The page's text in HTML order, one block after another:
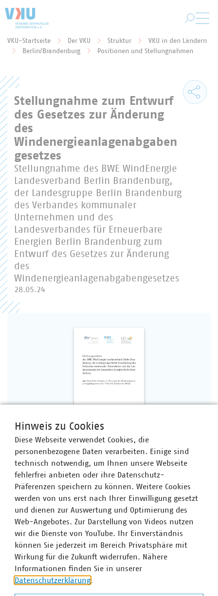
Sie befinden sich hier:
VKU-Startseite Der VKU Struktur
VKU in den Ländern
Berlin/Brandenburg
Positionen und Stellungnahmen
Stellungnahme zum Entwurf
des Gesetzes zur Änderung
des
Windenergieanlagenabgaben
gesetzes
Stellungnahme des BWE WindEnergie
Landesverband Berlin Brandenburg,
der Landesgruppe Berlin Brandenburg
des Verbandes kommunaler
Unternehmen und des
Landesverbandes für Erneuerbare
Energien Berlin Brandenburg zum
Entwurf des Gesetzes zur Änderung
des
Windenergieanlagenabgabengesetzes
28.05.24
PDF Download
VKU-Bereiche
Hinweis zu Cookies
Diese Webseite verwendet Cookies, die
personenbezogene Daten verarbeiten. Einige sind
technisch notwendig, um Ihnen unsere Webseite
fehlerfrei anbieten oder ihre Datenschutz-
Präferenzen speichern zu können. Weitere Cookies
werden von uns erst nach Ihrer Einwilligung gesetzt
und dienen zur Auswertung und Optimierung des
Web-Angebotes. Zur Darstellung von Videos nutzen
wir die Dienste von YouTube. Ihr Einverständnis
können Sie jederzeit im Bereich Privatsphäre mit
Wirkung für die Zukunft widerrufen. Nähere
Informationen finden Sie in unserer
Datenschutzerklärung.